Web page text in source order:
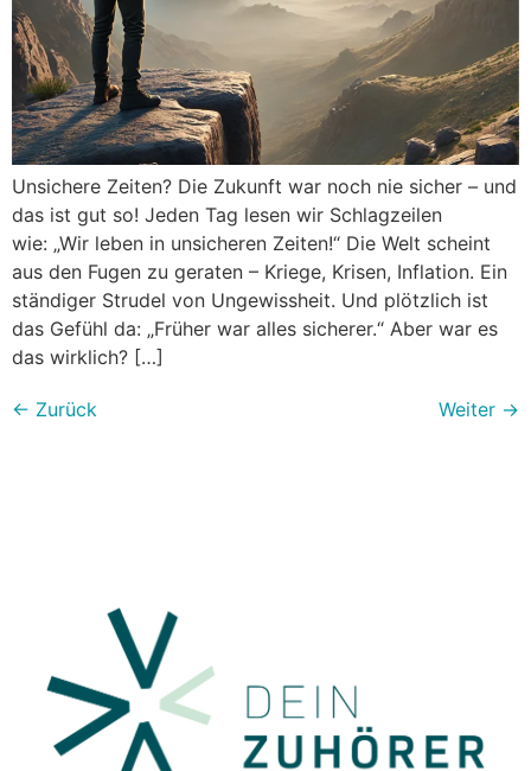
Unsichere Zeiten? Die Zukunft war noch nie sicher – und
das ist gut so! Jeden Tag lesen wir Schlagzeilen
wie: „Wir leben in unsicheren Zeiten!“ Die Welt scheint
aus den Fugen zu geraten – Kriege, Krisen, Inflation. Ein
ständiger Strudel von Ungewissheit. Und plötzlich ist
das Gefühl da: „Früher war alles sicherer.“ Aber war es
das wirklich? […]
← Zurück Weiter →